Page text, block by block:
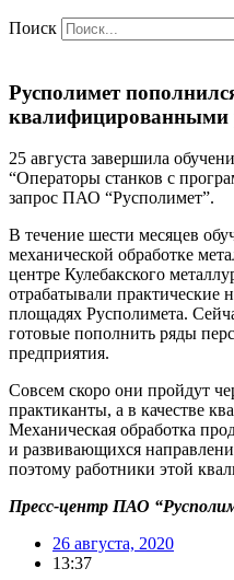
Поиск
Русполимет
квалифицированными
25 августа завершила
“Операторы станков с
запрос ПАО “Русполимет”.
В течение шести месяцев
механической обработке
центре Кулебакского
отрабатывали практические
площадях Русполимета.
готовые пополнить ряды
предприятия.
Совсем скоро они пройдут
практиканты, а в качестве
Механическая обработка
и развивающихся
поэтому работники этой
Пресс-центр ПАО
26 августа, 2020
13:37